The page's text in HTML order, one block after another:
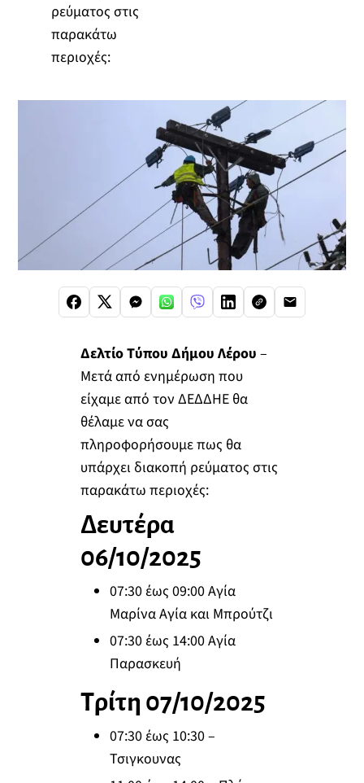
ρεύματος στις
παρακάτω
περιοχές:
Δελτίο Τύπου Δήμου Λέρου –
Μετά από ενημέρωση που
είχαμε από τον ΔΕΔΔΗΕ θα
θέλαμε να σας
πληροφορήσουμε πως θα
υπάρχει διακοπή ρεύματος στις
παρακάτω περιοχές:
Δευτέρα
06/10/2025
07:30 έως 09:00 Αγία
Μαρίνα Αγία και Μπρούτζι
07:30 έως 14:00 Αγία
Παρασκευή
Τρίτη 07/10/2025
07:30 έως 10:30 –
Τσιγκουνας